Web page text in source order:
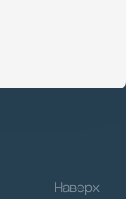
Наверх